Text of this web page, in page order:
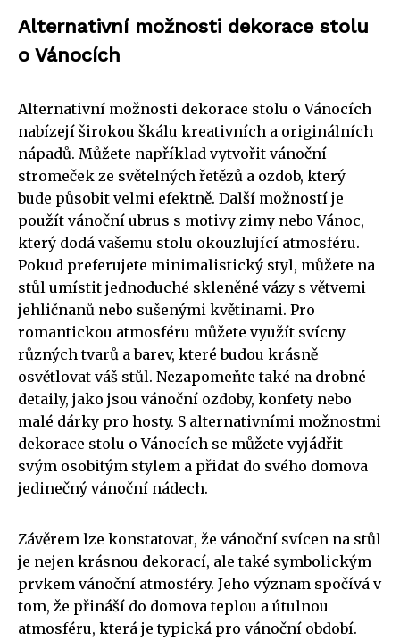
Alternativní možnosti dekorace stolu
o Vánocích
Alternativní možnosti dekorace stolu o Vánocích
nabízejí širokou škálu kreativních a originálních
nápadů. Můžete například vytvořit vánoční
stromeček ze světelných řetězů a ozdob, který
bude působit velmi efektně. Další možností je
použít vánoční ubrus s motivy zimy nebo Vánoc,
který dodá vašemu stolu okouzlující atmosféru.
Pokud preferujete minimalistický styl, můžete na
stůl umístit jednoduché skleněné vázy s větvemi
jehličnanů nebo sušenými květinami. Pro
romantickou atmosféru můžete využít svícny
různých tvarů a barev, které budou krásně
osvětlovat váš stůl. Nezapomeňte také na drobné
detaily, jako jsou vánoční ozdoby, konfety nebo
malé dárky pro hosty. S alternativními možnostmi
dekorace stolu o Vánocích se můžete vyjádřit
svým osobitým stylem a přidat do svého domova
jedinečný vánoční nádech.
Závěrem lze konstatovat, že vánoční svícen na stůl
je nejen krásnou dekorací, ale také symbolickým
prvkem vánoční atmosféry. Jeho význam spočívá v
tom, že přináší do domova teplou a útulnou
atmosféru, která je typická pro vánoční období.